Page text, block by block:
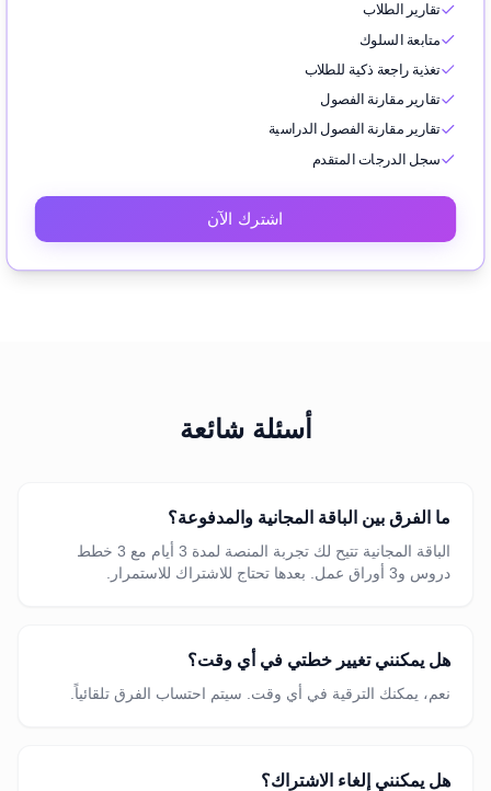
تقارير الطلاب
متابعة السلوك
تغذية راجعة ذكية للطلاب
تقارير مقارنة الفصول
تقارير مقارنة الفصول الدراسية
سجل الدرجات المتقدم
اشترك الآن
أسئلة شائعة
ما الفرق بين الباقة المجانية والمدفوعة؟
الباقة المجانية تتيح لك تجربة المنصة لمدة 3 أيام مع 3 خطط
دروس و3 أوراق عمل. بعدها تحتاج للاشتراك للاستمرار.
هل يمكنني تغيير خطتي في أي وقت؟
نعم، يمكنك الترقية في أي وقت. سيتم احتساب الفرق تلقائياً.
هل يمكنني إلغاء الاشتراك؟